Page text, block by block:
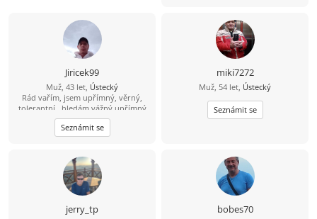
Jiricek99
Muž, 43 let, Ústecký
Rád vařím, jsem upřímný, věrný,
tolerantní , hledám vážný upřímný
vztah, můj kontakt je
704/538857,snad není můj
hendikepek problém se znovu
věrný, upřímný, tolerantní, mám rád
procházky,hudbu, můj kontakt je
pospajiri33@seznam.cz
účet budu rád když mi napíšeš
Seznámit se
miki7272
Muž, 54 let, Ústecký
Seznámit se
jerry_tp bobes70